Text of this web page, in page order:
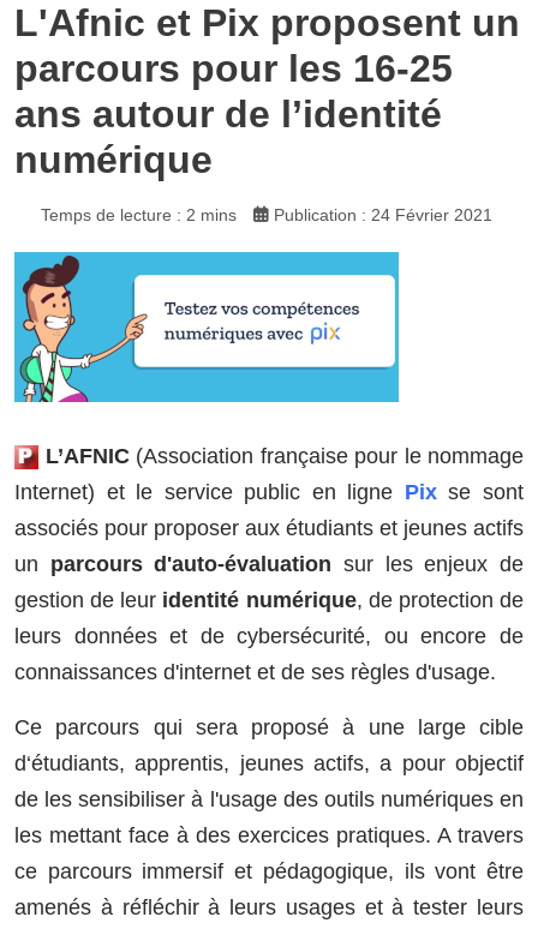
L'Afnic et Pix proposent un
parcours pour les 16-25
ans autour de l’identité
numérique
Temps de lecture : 2 mins Publication : 24 Février 2021
L’AFNIC(Association française pour le nommage
Internet) et le service public en ligne Pixse sont
associés pour proposer aux étudiants et jeunes actifs
un parcours d'auto-évaluation sur les enjeux de
gestion de leur identité numérique, de protection de
leurs données et de cybersécurité, ou encore de
connaissances d'internet et de ses règles d'usage.
Ce parcours qui sera proposé à une large cible
d‘étudiants, apprentis, jeunes actifs, a pour objectif
de les sensibiliser à l'usage des outils numériques en
les mettant face à des exercices pratiques. A travers
ce parcours immersif et pédagogique, ils vont être
amenés à réfléchir à leurs usages et à tester leurs